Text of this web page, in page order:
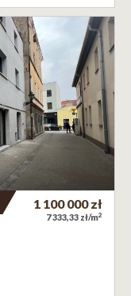
1 100 000zł
7 333,33 zł/m2